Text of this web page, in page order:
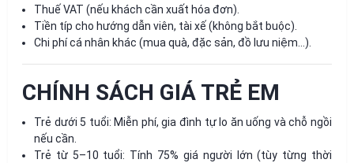
Thuế VAT (nếu khách cần xuất hóa đơn).
Tiền típ cho hướng dẫn viên, tài xế (không bắt buộc).
Chi phí cá nhân khác (mua quà, đặc sản, đồ lưu niệm…).
CHÍNH SÁCH GIÁ TRẺ EM
Trẻ dưới 5 tuổi: Miễn phí, gia đình tự lo ăn uống và chỗ ngồi
nếu cần.
Trẻ từ 5–10 tuổi: Tính 75% giá người lớn (tùy từng thời